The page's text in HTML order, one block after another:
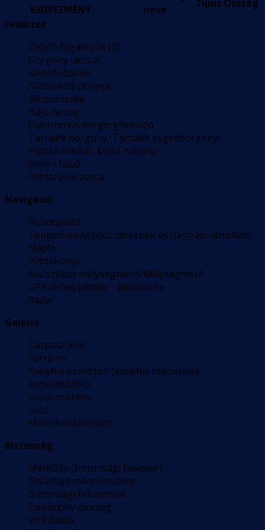
KEDVEZMÉNY
neve
Típus Összeg
Fedélzet
Csörlő fogantyúk (2)
Horgony lánccal
Kikötőkötelek
Kabinvédő ponyva
Bócmanszék
Hajó horog
Elektromos horgonyfelhúzó
Tartalék horgony (Tartalék segédhorgony)
Pilótafülke/tat, külső zuhany
Bimini felső
Pilótafülke asztal
Navigáció
Robotpilóta
Tengeri navigációs térképek és hajózási útmutató
Napló
Pilótakönyv
Akusztikus mélységmérő/Mélységmérő
GPS térképplotter - pilótafülke
Radar
Galéria
Gázpalackok
Forró víz
Konyhai eszközök (konyhai felszerelés,
evőeszközök)
Hűtőszekrény
Sütő
Mikrohullámú sütő
Biztosnág
Mentőöv (biztonsági heveder)
Önfelfújó mentőmellény
Biztonsági felszerelés
Elsősegély csomag
VHF Rádió,